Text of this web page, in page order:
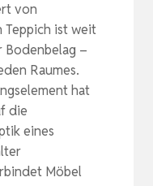
von
Teppich ist weit
Bodenbelag –
Raumes.
hat
die
eines
Möbel